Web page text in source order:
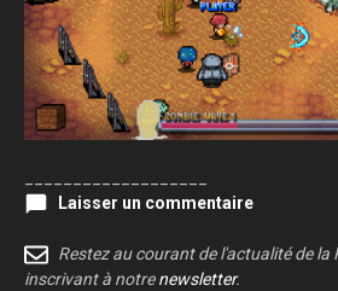
Laisser un commentaire
Restez au courant de l'actualité de la
inscrivant à notrenewsletter.